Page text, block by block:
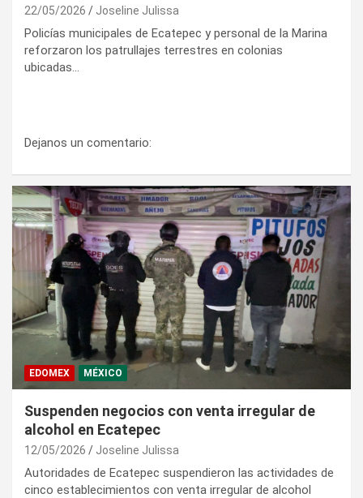
22/05/2026 Joseline Julissa
Policías municipales de Ecatepec y personal de la Marina
reforzaron los patrullajes terrestres en colonias
ubicadas…
Dejanos un comentario:
EDOMEX MÉXICO
Suspenden negocios con venta irregular de
alcohol en Ecatepec
12/05/2026 Joseline Julissa
Autoridades de Ecatepec suspendieron las actividades de
cinco establecimientos con venta irregular de alcohol